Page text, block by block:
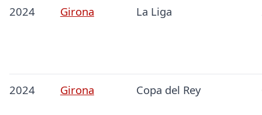
2024 Girona La Liga
2024 Girona Copa del Rey